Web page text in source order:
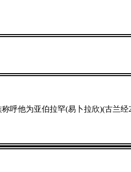
呼他为亚伯拉罕(易卜拉欣)(古兰经